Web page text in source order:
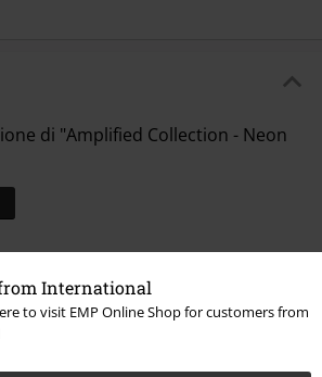
International
to visit EMP Online Shop for customers from
di "Amplified Collection - Neon